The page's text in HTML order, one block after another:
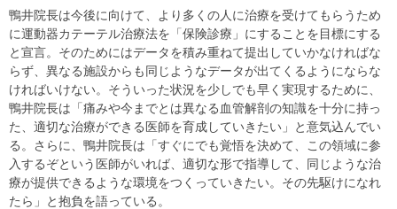
鴨井院長は今後に向けて、より多くの人に治療を受けてもらうため
に運動器カテーテル治療法を「保険診療」にすることを目標にする
と宣言。そのためにはデータを積み重ねて提出していかなければな
らず、異なる施設からも同じようなデータが出てくるようにならな
ければいけない。そういった状況を少しでも早く実現するために、
鴨井院長は「痛みや今までとは異なる血管解剖の知識を十分に持っ
た、適切な治療ができる医師を育成していきたい」と意気込んでい
る。さらに、鴨井院長は「すぐにでも覚悟を決めて、この領域に参
入するぞという医師がいれば、適切な形で指導して、同じような治
療が提供できるような環境をつくっていきたい。その先駆けになれ
たら」と抱負を語っている。